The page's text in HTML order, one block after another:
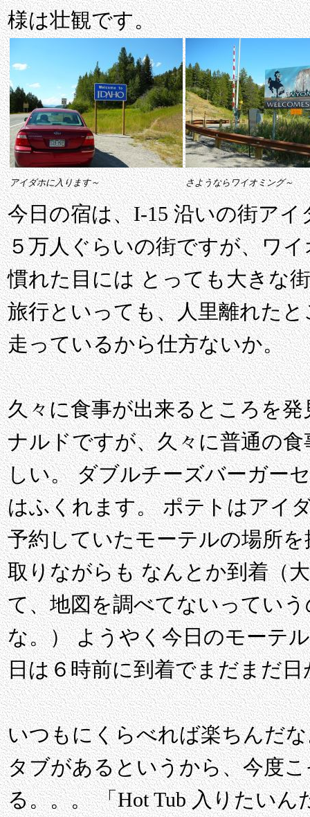
様は壮観です。
アイダホに入ります～ さようならワイオミング～
今日の宿は、I-15 沿いの街ア
５万人ぐらいの街ですが、ワ
慣れた目には とっても大きな
旅行といっても、人里離れた
走っているから仕方ないか。
久々に食事が出来るところを
ナルドですが、久々に普通の
しい。 ダブルチーズバーガー
はふくれます。 ポテトはアイ
予約していたモーテルの場所
取りながらも なんとか到着（
て、地図を調べてないってい
な。） ようやく今日のモーテ
日は６時前に到着でまだまだ日
いつもにくらべれば楽ちんだ
タブがあるというから、今度
る。。。 「Hot Tub 入りたい